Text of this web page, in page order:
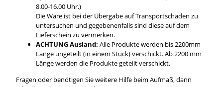
8.00-16.00 Uhr.)
Die Ware ist bei der Übergabe auf Transportschäden zu
untersuchen und gegebenenfalls sind diese auf dem
Lieferschein zu vermerken.
ACHTUNG Ausland: Alle Produkte werden bis 2200mm
Länge ungeteilt (in einem Stück) verschickt. Ab 2200 mm
Länge werden die Produkte geteilt verschickt.
Fragen oder benötigen Sie weitere Hilfe beim Aufmaß, dann